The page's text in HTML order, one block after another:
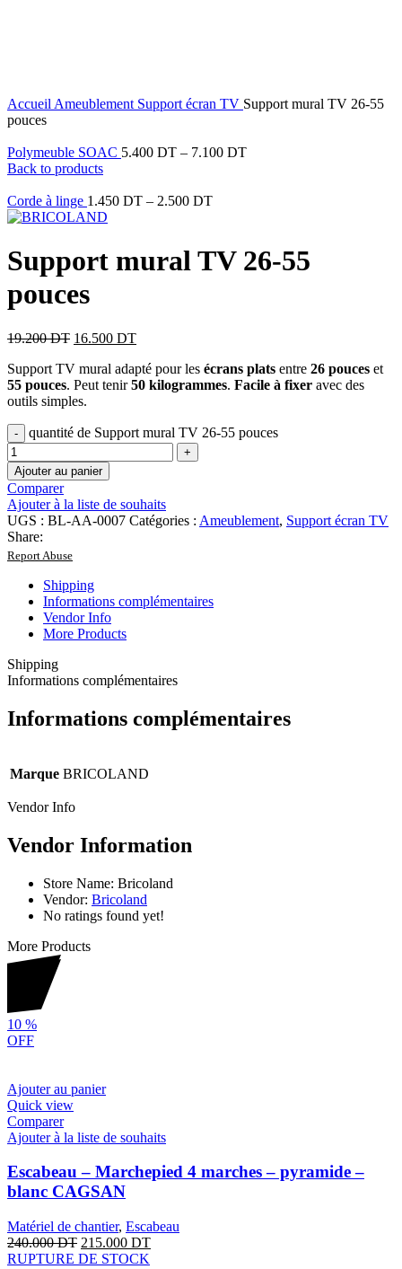
Accueil Ameublement Support écran TV Support mural TV 26-55
pouces
Polymeuble SOAC 5.400 DT – 7.100 DT
Back to products
Corde à linge 1.450 DT – 2.500 DT
Support mural TV 26-55
pouces
19.200DT 16.500 DT
Support TV mural adapté pour les écrans plats entre 26 pouces et
55 pouces. Peut tenir50 kilogrammes. Facile à fixer avec des
outils simples.
quantité de Support mural TV 26-55 pouces
Ajouter au panier
Comparer
Ajouter à la liste de souhaits
UGS : BL-AA-0007 Catégories : Ameublement, Support écran TV
Share:
Report Abuse
Shipping
Informations complémentaires
Vendor Info
More Products
Shipping
Informations complémentaires
Informations complémentaires
Marque BRICOLAND
Vendor Info
Vendor Information
Store Name: Bricoland
Vendor: Bricoland
No ratings found yet!
More Products
10 %
OFF
Ajouter au panier
Quick view
Comparer
Ajouter à la liste de souhaits
Escabeau – Marchepied 4 marches – pyramide –
blanc CAGSAN
Matériel de chantier, Escabeau
240.000DT 215.000 DT
RUPTURE DE STOCK